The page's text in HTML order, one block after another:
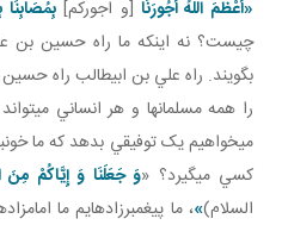
«أَعْظَمَ اللَّهُ أُجُورَنَا [و اجوركم]
چيست؟ نه اينکه ما راه حسين بن
بگويند. راه علي بن ابيطالب راه
را همه مسلمان ها و هر انساني مي
مي خواهيم يک توفيقي بدهد که ما
کسي مي گيرد؟ «وَ جَعَلَنَا وَ إِيَّاكُمْ مِنَ
السلام)»، ما پيغمبرزاده ايم ما